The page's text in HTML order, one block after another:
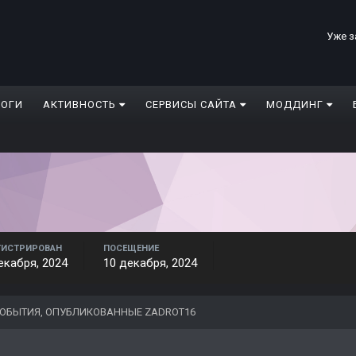
Уже
АКТИВНОСТЬ СЕРВИСЫ САЙТА МОДДИНГ
2024
ПОСЕЩЕНИЕ
10 декабря, 2024
ОПУБЛИКОВАННЫЕ ZADROT16